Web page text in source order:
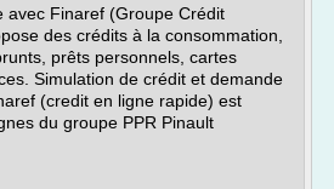
avec Finaref (Groupe Crédit
des crédits à la consommation,
prêts personnels, cartes
Simulation de crédit et demande
(credit en ligne rapide) est
du groupe PPR Pinault